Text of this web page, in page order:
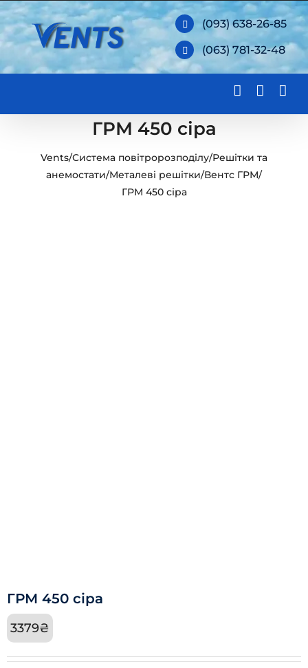
Skip
to
content
(093) 638-26-85
(063) 781-32-48
ГРМ 450 сіра
Vents/Система повітророзподілу/Решітки та
анемостати/Металеві решітки/Вентс ГРМ/
ГРМ 450 сіра
ГРМ 450 сіра
3379₴